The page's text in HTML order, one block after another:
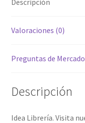
Descripción
Valoraciones (0)
Preguntas de
Descripción
Idea Librería. Visita